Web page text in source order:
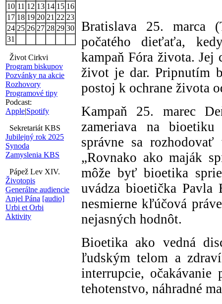
10 11 12 13 14 15 16
17 18 19 20 21 22 23
24 25 26 27 28 29 30
31
Život Cirkvi
Program biskupov
Pozvánky na akcie
Rozhovory
Programové tipy
Podcast:
Apple|Spotify
Sekretariát KBS
Jubilejný rok 2025
Synoda
Zamyslenia KBS
Pápež Lev XIV.
Životopis
Generálne audiencie
Anjel Pána [audio]
Urbi et Orbi
Aktivity
Bratislava 25. marca
počatého dieťaťa,
kampaň Fóra života.
život je dar. Pripnutím
postoj k ochrane života
Kampaň 25. marec
zameriava na
správne sa
„Rovnako ako maják
môže byť bioetika
uvádza bioetička
nesmierne kľúčová
nejasných hodnôt.
Bioetika ako vedná
ľudským telom a
interrupcie, očakávanie
tehotenstvo, náhradné